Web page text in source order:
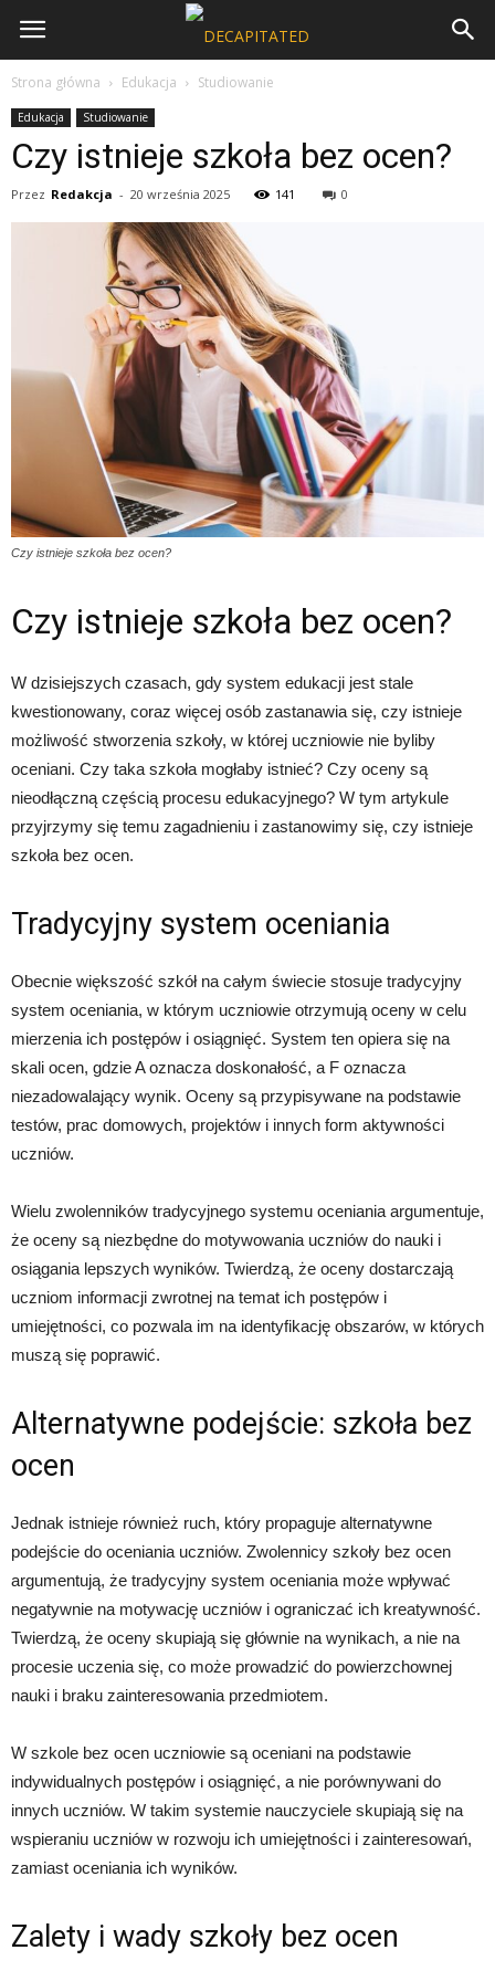
Strona główna Edukacja Studiowanie
Edukacja Studiowanie
Czy istnieje szkoła bez ocen?
Przez Redakcja - 20 września 2025 141 0
Czy istnieje szkoła bez ocen?
Czy istnieje szkoła bez ocen?
W dzisiejszych czasach, gdy system edukacji jest stale
kwestionowany, coraz więcej osób zastanawia się, czy istnieje
możliwość stworzenia szkoły, w której uczniowie nie byliby
oceniani. Czy taka szkoła mogłaby istnieć? Czy oceny są
nieodłączną częścią procesu edukacyjnego? W tym artykule
przyjrzymy się temu zagadnieniu i zastanowimy się, czy istnieje
szkoła bez ocen.
Tradycyjny system oceniania
Obecnie większość szkół na całym świecie stosuje tradycyjny
system oceniania, w którym uczniowie otrzymują oceny w celu
mierzenia ich postępów i osiągnięć. System ten opiera się na
skali ocen, gdzie A oznacza doskonałość, a F oznacza
niezadowalający wynik. Oceny są przypisywane na podstawie
testów, prac domowych, projektów i innych form aktywności
uczniów.
Wielu zwolenników tradycyjnego systemu oceniania argumentuje,
że oceny są niezbędne do motywowania uczniów do nauki i
osiągania lepszych wyników. Twierdzą, że oceny dostarczają
uczniom informacji zwrotnej na temat ich postępów i
umiejętności, co pozwala im na identyfikację obszarów, w których
muszą się poprawić.
Alternatywne podejście: szkoła bez
ocen
Jednak istnieje również ruch, który propaguje alternatywne
podejście do oceniania uczniów. Zwolennicy szkoły bez ocen
argumentują, że tradycyjny system oceniania może wpływać
negatywnie na motywację uczniów i ograniczać ich kreatywność.
Twierdzą, że oceny skupiają się głównie na wynikach, a nie na
procesie uczenia się, co może prowadzić do powierzchownej
nauki i braku zainteresowania przedmiotem.
W szkole bez ocen uczniowie są oceniani na podstawie
indywidualnych postępów i osiągnięć, a nie porównywani do
innych uczniów. W takim systemie nauczyciele skupiają się na
wspieraniu uczniów w rozwoju ich umiejętności i zainteresowań,
zamiast oceniania ich wyników.
Zalety i wady szkoły bez ocen